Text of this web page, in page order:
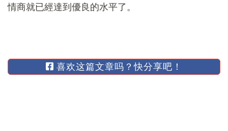
情商就已經達到優良的水平了。
喜欢这篇文章吗？快分享吧！